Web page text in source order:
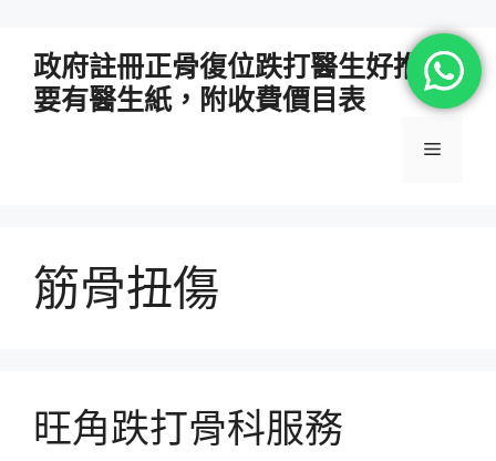
政府註冊正骨復位跌打醫生好推介
要有醫生紙，附收費價目表
選
筋骨扭傷
旺角跌打骨科服務